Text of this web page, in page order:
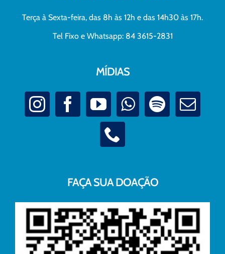
Terça à Sexta-feira, das 8h às 12h e das 14h30 às 17h.
Tel Fixo e Whatsapp: 84 3615-2831
MÍDIAS
FAÇA SUA DOAÇÃO